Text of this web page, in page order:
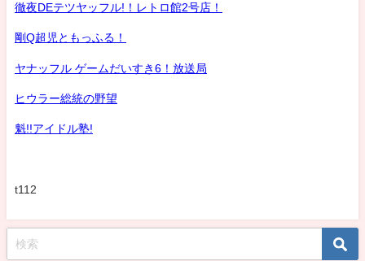
徹夜DEテツヤッフル!！レトロ館2号店！
剛Q超児ともっふる！
ヤナッフル ゲームだいすき6！放送局
ヒウラー総統の野望
魁!!アイドル塾!
t112